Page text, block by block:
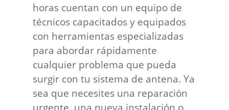
horas cuentan con un equipo de
técnicos capacitados y equipados
con herramientas especializadas
para abordar rápidamente
cualquier problema que pueda
surgir con tu sistema de antena. Ya
sea que necesites una reparación
urgente, una nueva instalación o